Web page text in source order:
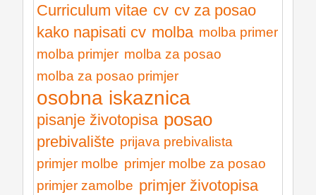
Curriculum vitae cv cv za posao
kako napisati cv molba molba primer
molba primjer molba za posao
molba za posao primjer
osobna iskaznica
pisanje životopisa posao
prebivalište prijava prebivalista
primjer molbe primjer molbe za posao
primjer zamolbe primjer životopisa